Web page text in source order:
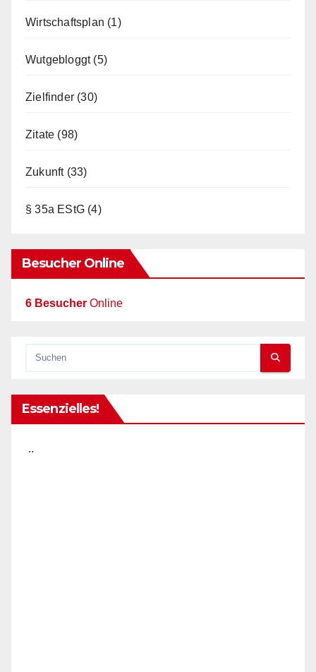
Wirtschaftsplan (1)
Wutgebloggt(5)
Zielfinder (30)
Zitate (98)
Zukunft(33)
§ 35a EStG (4)
Besucher Online
6 Besucher Online
Essenzielles!
..